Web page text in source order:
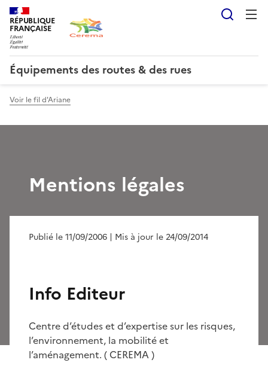
RÉPUBLIQUE
FRANÇAISE
Équipements des routes & des rues
Voir le fil d'Ariane
Mentions légales
Publié le 11/09/2006 | Mis à jour le 24/09/2014
Info Editeur
Centre d’études et d’expertise sur les risques,
l’environnement, la mobilité et
l’aménagement. ( CEREMA )